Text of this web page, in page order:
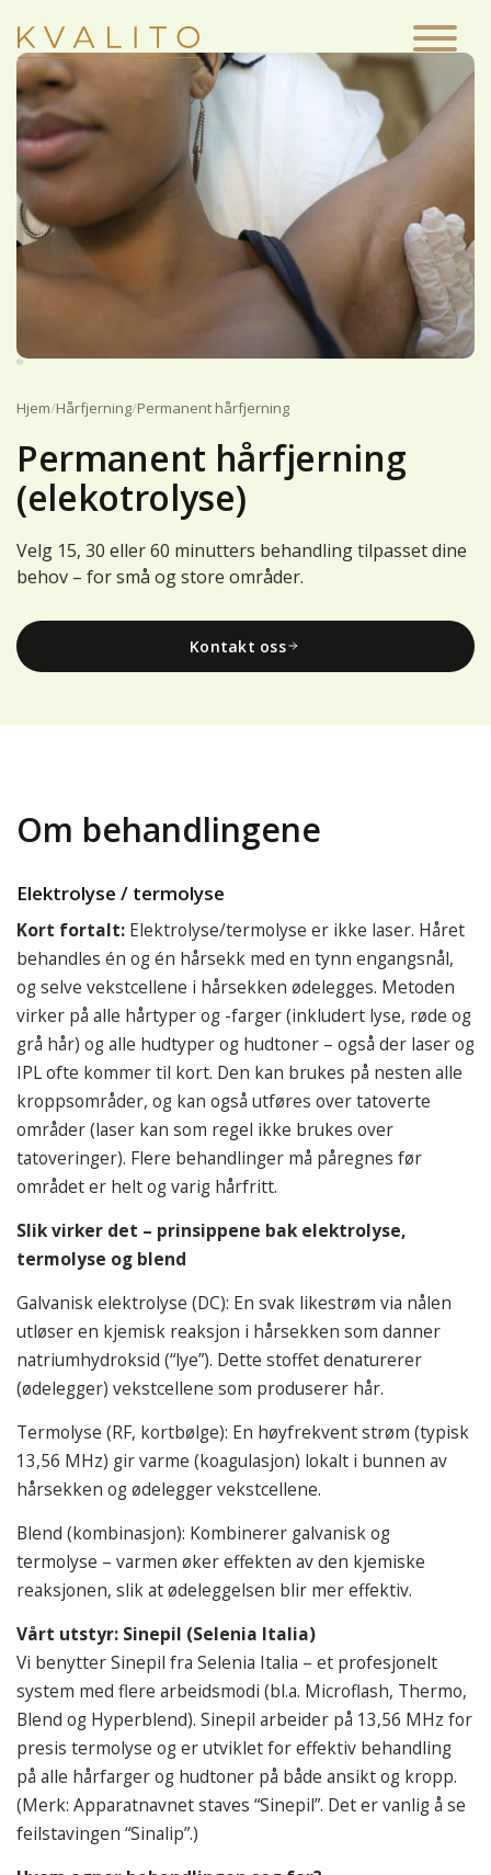
Main Navigation
Hjem/Hårfjerning/Permanent hårfjerning
Permanent hårfjerning
(elekotrolyse)
Velg 15, 30 eller 60 minutters behandling tilpasset dine
behov – for små og store områder.
Kontakt oss
Om behandlingene
Elektrolyse / termolyse
Kort fortalt: Elektrolyse/termolyse er ikke laser. Håret
behandles én og én hårsekk med en tynn engangsnål,
og selve vekstcellene i hårsekken ødelegges. Metoden
virker på alle hårtyper og -farger (inkludert lyse, røde og
grå hår) og alle hudtyper og hudtoner – også der laser og
IPL ofte kommer til kort. Den kan brukes på nesten alle
kroppsområder, og kan også utføres over tatoverte
områder (laser kan som regel ikke brukes over
tatoveringer). Flere behandlinger må påregnes før
området er helt og varig hårfritt.
Slik virker det – prinsippene bak elektrolyse,
termolyse og blend
Galvanisk elektrolyse (DC): En svak likestrøm via nålen
utløser en kjemisk reaksjon i hårsekken som danner
natriumhydroksid (“lye”). Dette stoffet denaturerer
(ødelegger) vekstcellene som produserer hår.
Termolyse (RF, kortbølge): En høyfrekvent strøm (typisk
13,56 MHz) gir varme (koagulasjon) lokalt i bunnen av
hårsekken og ødelegger vekstcellene.
Blend (kombinasjon): Kombinerer galvanisk og
termolyse – varmen øker effekten av den kjemiske
reaksjonen, slik at ødeleggelsen blir mer effektiv.
Vårt utstyr: Sinepil (Selenia Italia)
Vi benytter Sinepil fra Selenia Italia – et profesjonelt
system med flere arbeidsmodi (bl.a. Microflash, Thermo,
Blend og Hyperblend). Sinepil arbeider på 13,56 MHz for
presis termolyse og er utviklet for effektiv behandling
på alle hårfarger og hudtoner på både ansikt og kropp.
(Merk: Apparatnavnet staves “Sinepil”. Det er vanlig å se
feilstavingen “Sinalip”.)